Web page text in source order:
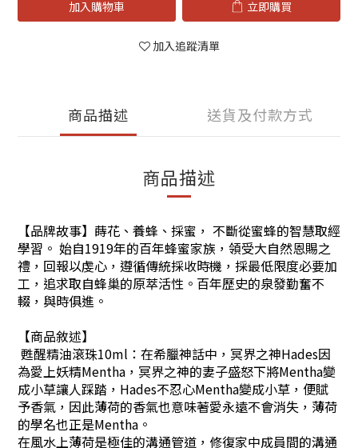
加入購物車 立即購買
加入追蹤清單
商品描述 送貨及付款方式
商品描述
【品牌故事】蒔花、養蜂、採蜜， 不斷從蜜蜂的智慧取經
學習。 始自1919年的百年蜂蜜家族，領受大自然恩賜之
禮，回報以虔心，遵循傳統採收時機，採最低限度必要加
工，追求取自蜂巢的原萃活性。百年歷史的泉發勤奮不
輟，與時俱進。
【商品敘述】
甦醒精油滾珠10ml：在希臘神話中，冥界之神Hades因
為愛上妖精Mentha，冥界之神的妻子盛怒下將Mentha變
成小草讓人踩踏，Hades不忍心Mentha變成小草，便賦
予香氣，因此薄荷的香氣也意味著愛永遠不會消失，薄荷
的學名也正是Mentha。
在風水上薄荷是極佳的溝通管道，修復家中成員間的溝通